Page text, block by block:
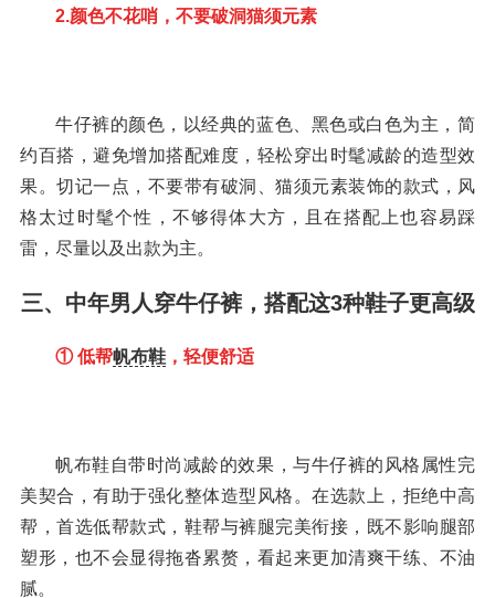
2.颜色不花哨，不要破洞猫须元素
牛仔裤的颜色，以经典的蓝色、黑色或白色为主，简
约百搭，避免增加搭配难度，轻松穿出时髦减龄的造型效
果。切记一点，不要带有破洞、猫须元素装饰的款式，风
格太过时髦个性，不够得体大方，且在搭配上也容易踩
雷，尽量以及出款为主。
三、中年男人穿牛仔裤，搭配这3种鞋子更高级
① 低帮帆布鞋 ，轻便舒适
帆布鞋自带时尚减龄的效果，与牛仔裤的风格属性完
美契合，有助于强化整体造型风格。在选款上，拒绝中高
帮，首选低帮款式，鞋帮与裤腿完美衔接，既不影响腿部
塑形，也不会显得拖沓累赘，看起来更加清爽干练、不油
腻。